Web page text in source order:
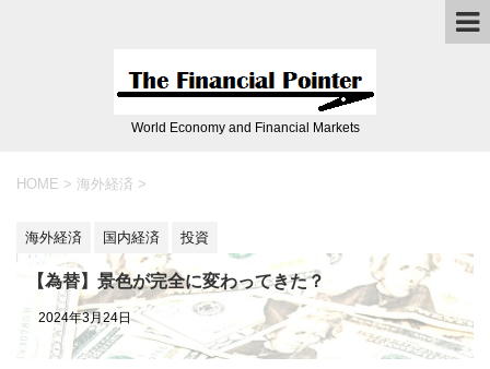
World Economy and Financial Markets
HOME > 海外経済 >
海外経済 国内経済 投資
【為替】景色が完全に変わってきた？
2024年3月24日